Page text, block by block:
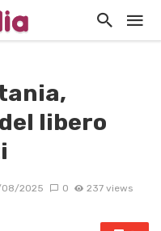
libero
2025 0 237 views